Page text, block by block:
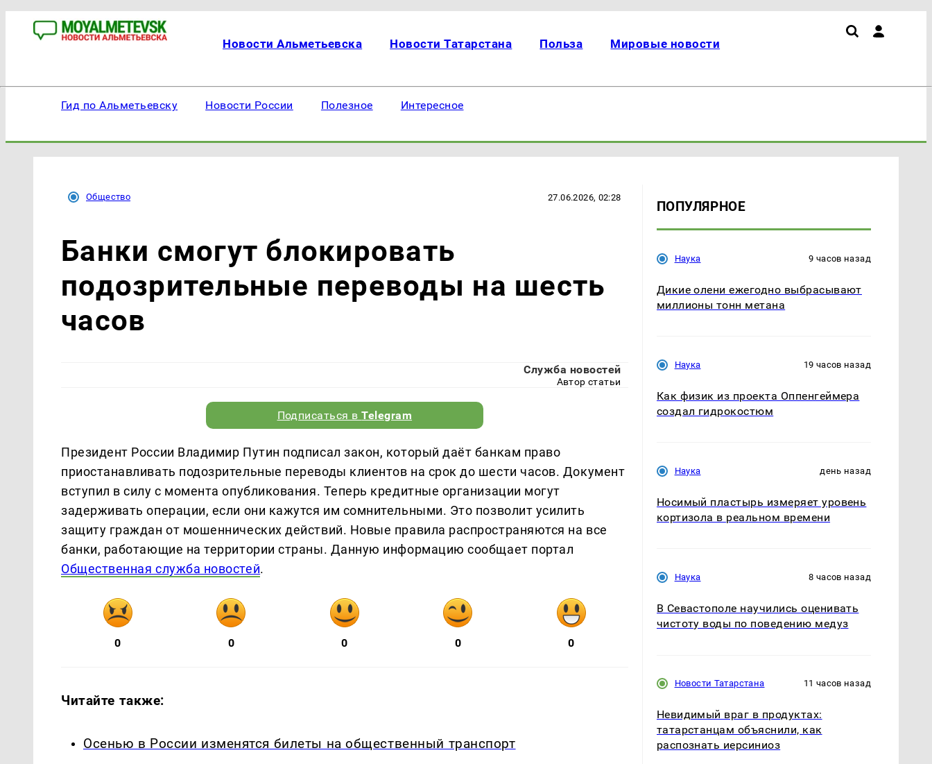
Новости Альметьевска Новости Татарстана Польза Мировые новости
Гид по Альметьевску Новости России Полезное Интересное
Общество 27.06.2026, 02:28
Банки смогут блокировать
подозрительные переводы на шесть
часов
Служба новостей
Автор статьи
Подписаться вTelegram
Президент России Владимир Путин подписал закон, который даёт банкам право
приостанавливать подозрительные переводы клиентов на срок до шести часов. Документ
вступил в силу с момента опубликования. Теперь кредитные организации могут
задерживать операции, если они кажутся им сомнительными. Это позволит усилить
защиту граждан от мошеннических действий. Новые правила распространяются на все
банки, работающие на территории страны. Данную информацию сообщает портал
Общественная служба новостей.
0 0 0 0 0
Читайте также:
Осенью в России изменятся билеты на общественный транспорт
ПОПУЛЯРНОЕ
Наука 9 часов назад
Дикие олени ежегодно выбрасывают
миллионы тонн метана
Наука 19 часов назад
Как физик из проекта Оппенгеймера
создал гидрокостюм
Наука день назад
Носимый пластырь измеряет уровень
кортизола в реальном времени
Наука 8 часов назад
В Севастополе научились оценивать
чистоту воды по поведению медуз
Новости Татарстана 11 часов назад
Невидимый враг в продуктах:
татарстанцам объяснили, как
распознать иерсиниоз